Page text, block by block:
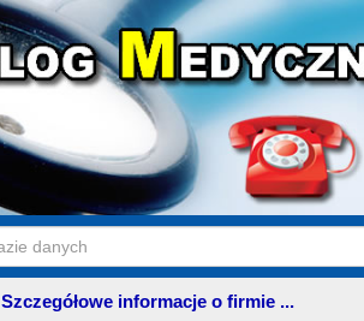
Szczegółowe informacje o firmie ...